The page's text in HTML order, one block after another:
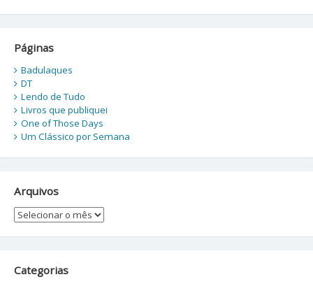
Páginas
Badulaques
DT
Lendo de Tudo
Livros que publiquei
One of Those Days
Um Clássico por Semana
Arquivos
Arquivos
Categorias